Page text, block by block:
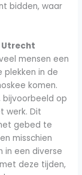
bidden, waar
Utrecht
mensen een
plekken in de
komen.
bijvoorbeeld op
werk. Dit
gebed te
misschien
in een diverse
deze tijden,